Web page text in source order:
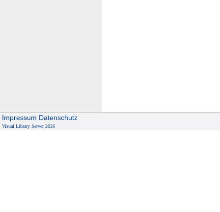
Impressum Datenschutz
Visual Library Server 2026